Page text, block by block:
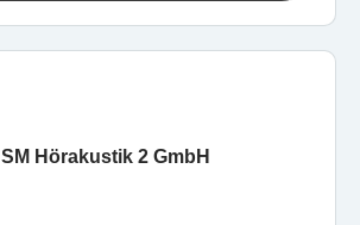
SM Hörakustik 2 GmbH